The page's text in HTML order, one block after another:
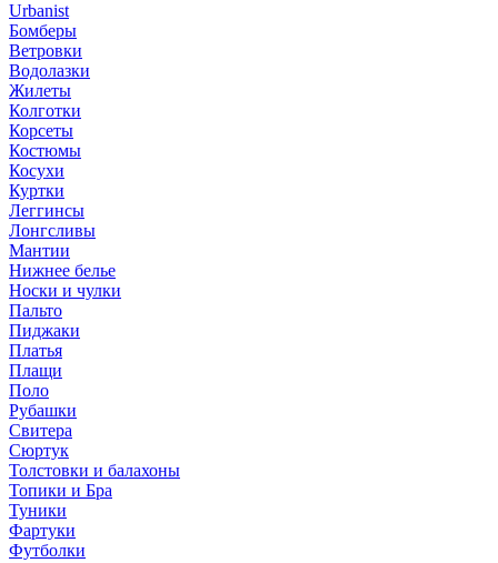
Urbanist
Бомберы
Ветровки
Водолазки
Жилеты
Колготки
Корсеты
Костюмы
Косухи
Куртки
Леггинсы
Лонгсливы
Мантии
Нижнее белье
Носки и чулки
Пальто
Пиджаки
Платья
Плащи
Поло
Рубашки
Свитера
Сюртук
Толстовки и балахоны
Топики и Бра
Туники
Фартуки
Футболки